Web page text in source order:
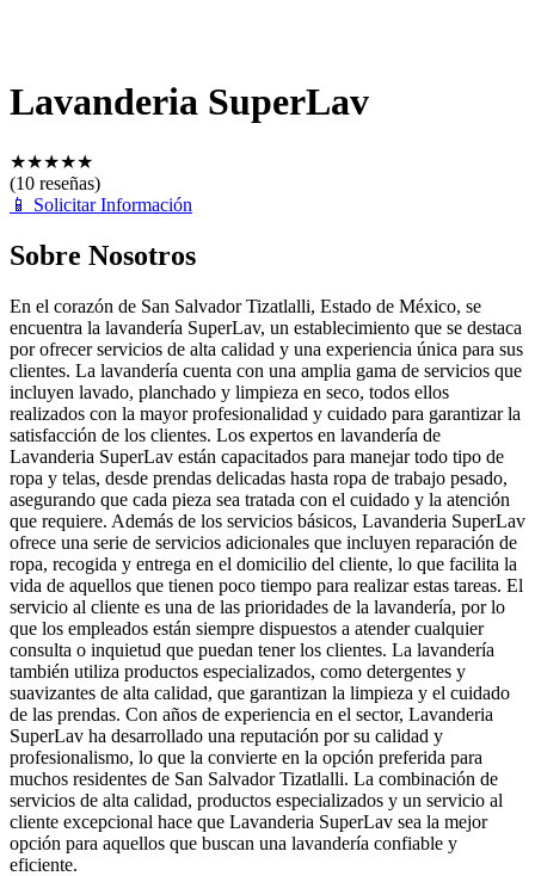
Lavanderia SuperLav
★★★★★
(10 reseñas)
📱
Solicitar Información
Sobre Nosotros
En el corazón de San Salvador Tizatlalli, Estado de México, se
encuentra la lavandería SuperLav, un establecimiento que se destaca
por ofrecer servicios de alta calidad y una experiencia única para sus
clientes. La lavandería cuenta con una amplia gama de servicios que
incluyen lavado, planchado y limpieza en seco, todos ellos
realizados con la mayor profesionalidad y cuidado para garantizar la
satisfacción de los clientes. Los expertos en lavandería de
Lavanderia SuperLav están capacitados para manejar todo tipo de
ropa y telas, desde prendas delicadas hasta ropa de trabajo pesado,
asegurando que cada pieza sea tratada con el cuidado y la atención
que requiere. Además de los servicios básicos, Lavanderia SuperLav
ofrece una serie de servicios adicionales que incluyen reparación de
ropa, recogida y entrega en el domicilio del cliente, lo que facilita la
vida de aquellos que tienen poco tiempo para realizar estas tareas. El
servicio al cliente es una de las prioridades de la lavandería, por lo
que los empleados están siempre dispuestos a atender cualquier
consulta o inquietud que puedan tener los clientes. La lavandería
también utiliza productos especializados, como detergentes y
suavizantes de alta calidad, que garantizan la limpieza y el cuidado
de las prendas. Con años de experiencia en el sector, Lavanderia
SuperLav ha desarrollado una reputación por su calidad y
profesionalismo, lo que la convierte en la opción preferida para
muchos residentes de San Salvador Tizatlalli. La combinación de
servicios de alta calidad, productos especializados y un servicio al
cliente excepcional hace que Lavanderia SuperLav sea la mejor
opción para aquellos que buscan una lavandería confiable y
eficiente.